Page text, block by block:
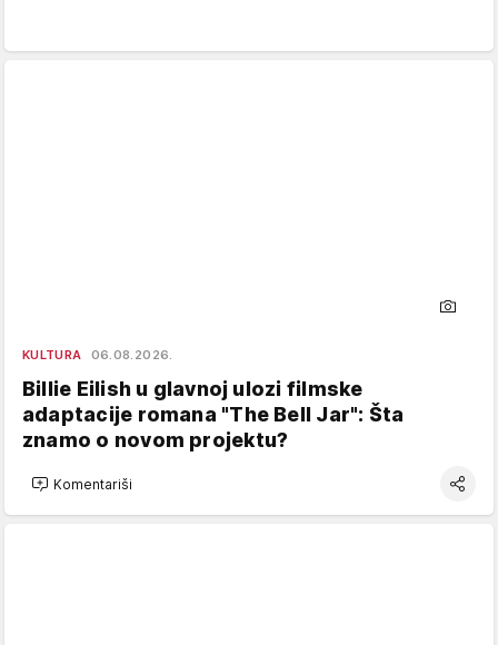
KULTURA 06.08.2026.
Billie Eilish u glavnoj ulozi filmske
adaptacije romana "The Bell Jar": Šta
znamo o novom projektu?
Komentariši